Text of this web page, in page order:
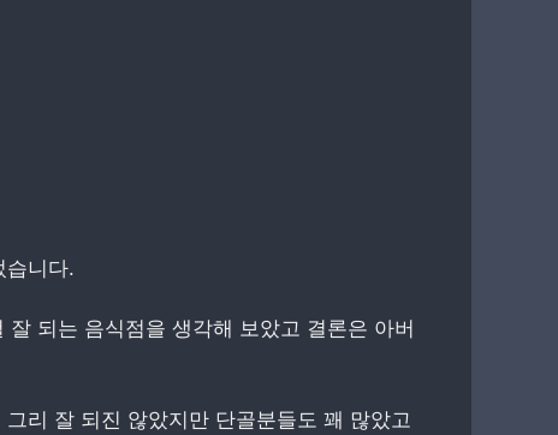
습니다.
되는 음식점을 생각해 보았고 결론은 아버
리 잘 되진 않았지만 단골분들도 꽤 많았고